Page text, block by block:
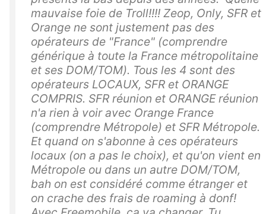
mauvaise foie de Troll!!!! Zeop, Only, SFR et
Orange ne sont justement pas des
opérateurs de "France" (comprendre
générique à toute la France métropolitaine
et ses DOM/TOM). Tous les 4 sont des
opérateurs LOCAUX, SFR et ORANGE
COMPRIS. SFR réunion et ORANGE réunion
n'a rien à voir avec Orange France
(comprendre Métropole) et SFR Métropole.
Et quand on s'abonne à ces opérateurs
locaux (on a pas le choix), et qu'on vient en
Métropole ou dans un autre DOM/TOM,
bah on est considéré comme étranger et
on crache des frais de roaming à donf!